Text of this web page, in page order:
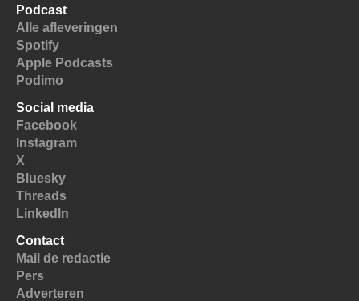
Podcast
Alle afleveringen
Spotify
Apple Podcasts
Podimo
Social media
Facebook
Instagram
X
Bluesky
Threads
LinkedIn
Contact
Mail de redactie
Pers
Adverteren